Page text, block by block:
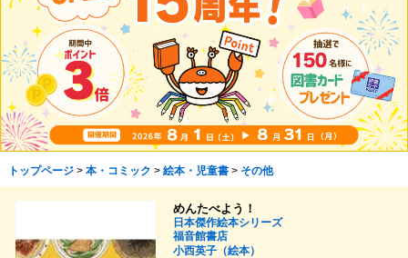
トップページ> 本・コミック > 絵本・児童書> その他
めんたべよう！
日本傑作絵本シリーズ
福音館書店
小西英子（絵本）